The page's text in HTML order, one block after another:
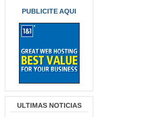
PUBLICITE AQUI
ULTIMAS NOTICIAS